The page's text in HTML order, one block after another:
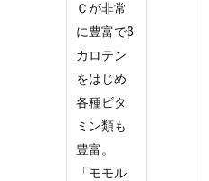
Ｃが非常
に豊富でβ
カロテン
をはじめ
各種ビタ
ミン類も
豊富。
「モモル